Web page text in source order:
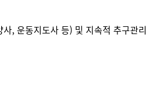
, 운동지도사 등) 및 지속적 추구관리